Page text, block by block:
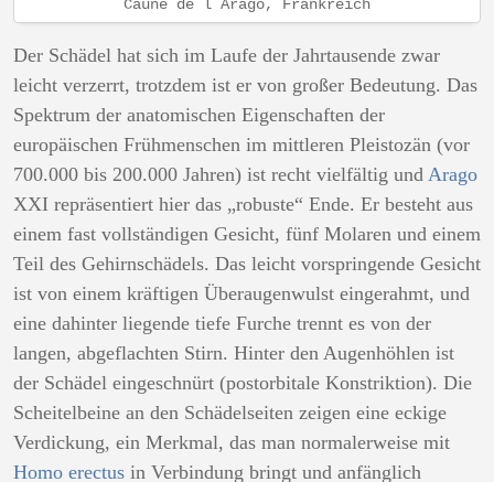
Caune de l´Arago, Frankreich
Der Schädel hat sich im Laufe der Jahrtausende zwar
leicht verzerrt, trotzdem ist er von großer Bedeutung. Das
Spektrum der anatomischen Eigenschaften der
europäischen Frühmenschen im mittleren Pleistozän (vor
700.000 bis 200.000 Jahren) ist recht vielfältig und Arago
XXI repräsentiert hier das „robuste“ Ende. Er besteht aus
einem fast vollständigen Gesicht, fünf Molaren und einem
Teil des Gehirnschädels. Das leicht vorspringende Gesicht
ist von einem kräftigen Überaugenwulst eingerahmt, und
eine dahinter liegende tiefe Furche trennt es von der
langen, abgeflachten Stirn. Hinter den Augenhöhlen ist
der Schädel eingeschnürt (postorbitale Konstriktion). Die
Scheitelbeine an den Schädelseiten zeigen eine eckige
Verdickung, ein Merkmal, das man normalerweise mit
Homo erectus in Verbindung bringt und anfänglich